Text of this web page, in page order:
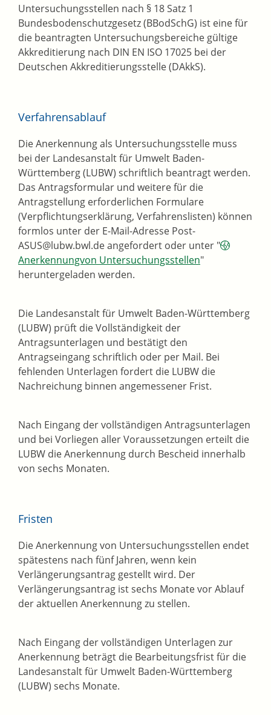
Untersuchungsstellen nach § 18 Satz 1
Bundesbodenschutzgesetz (BBodSchG) ist eine für
die beantragten Untersuchungsbereiche gültige
Akkreditierung nach DIN EN ISO 17025 bei der
Deutschen Akkreditierungsstelle (DAkkS).
Verfahrensablauf
Die Anerkennung als Untersuchungsstelle muss
bei der Landesanstalt für Umwelt Baden-
Württemberg (LUBW) schriftlich beantragt werden.
Das Antragsformular und weitere für die
Antragstellung erforderlichen Formulare
(Verpflichtungserklärung, Verfahrenslisten) können
formlos unter der E-Mail-Adresse Post-
ASUS@lubw.bwl.de angefordert oder unter "
Anerkennungvon Untersuchungsstellen"
heruntergeladen werden.
Die Landesanstalt für Umwelt Baden-Württemberg
(LUBW) prüft die Vollständigkeit der
Antragsunterlagen und bestätigt den
Antragseingang schriftlich oder per Mail. Bei
fehlenden Unterlagen fordert die LUBW die
Nachreichung binnen angemessener Frist.
Nach Eingang der vollständigen Antragsunterlagen
und bei Vorliegen aller Voraussetzungen erteilt die
LUBW die Anerkennung durch Bescheid innerhalb
von sechs Monaten.
Fristen
Die Anerkennung von Untersuchungsstellen endet
spätestens nach fünf Jahren, wenn kein
Verlängerungsantrag gestellt wird. Der
Verlängerungsantrag ist sechs Monate vor Ablauf
der aktuellen Anerkennung zu stellen.
Nach Eingang der vollständigen Unterlagen zur
Anerkennung beträgt die Bearbeitungsfrist für die
Landesanstalt für Umwelt Baden-Württemberg
(LUBW) sechs Monate.